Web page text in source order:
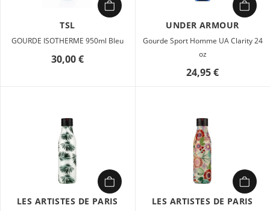
TSL
GOURDE ISOTHERME 950ml Bleu
30,00 €
UNDER ARMOUR
Gourde Sport Homme UA Clarity 24
oz
24,95 €
LES ARTISTES DE PARIS LES ARTISTES DE PARIS